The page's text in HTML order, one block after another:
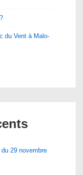
du Vent à Malo-
29 novembre